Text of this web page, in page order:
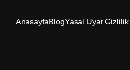
AnasayfaBlogYasal UyarıGizlilik